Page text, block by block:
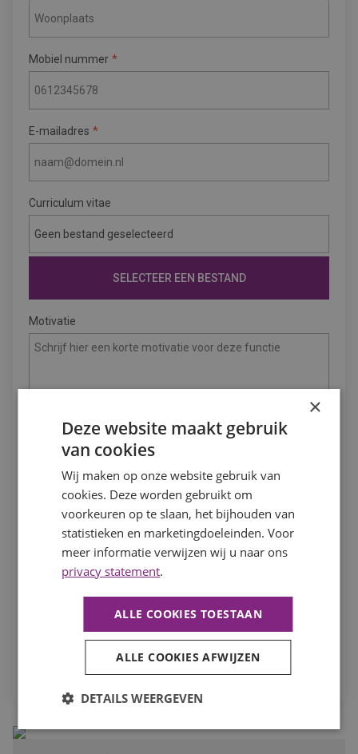
Mobiel nummer
E-mailadres
Curriculum vitae
Geen bestand geselecteerd
SELECTEER EEN BESTAND
Motivatie
In het kader van je sollicitatie en eventuele dienstverband
verwerken we je persoonsgegevens. Hierbij nemen we de
noodzakelijke zorgvuldigheid in acht. Meer hierover kun je
lezen in onsprivacystatement. Om je actief naar werk te
kunnen bemiddelen, willen we je toestemming vragen om
deze gegevens te mogen verwerken en aan eventuele
Ik ga akkoord dat mijn persoonsgegevens worden
verwerkt ten behoeve van mijn sollicitatie.
SOLLICITEER
×
Deze website maakt gebruik
van cookies
Wij maken op onze website gebruik van
cookies. Deze worden gebruikt om
voorkeuren op te slaan, het bijhouden van
statistieken en marketingdoeleinden. Voor
meer informatie verwijzen wij u naar ons
privacy statement.
ALLE COOKIES TOESTAAN
ALLE COOKIES AFWIJZEN
DETAILS WEERGEVEN